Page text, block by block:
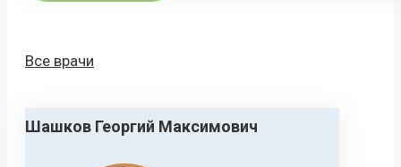
Все врачи
Шашков Георгий Максимович